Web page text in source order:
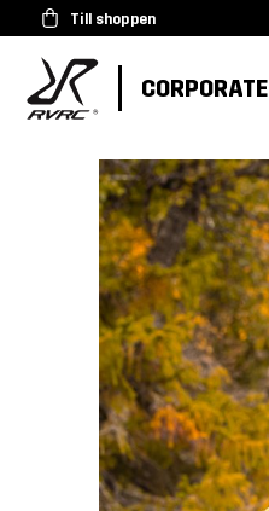
Till shoppen
CORPORATE